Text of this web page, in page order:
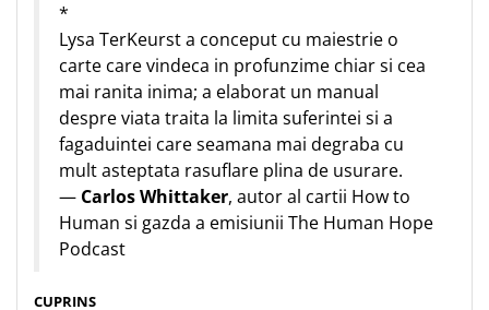
*
Lysa TerKeurst a conceput cu maiestrie o
carte care vindeca in profunzime chiar si cea
mai ranita inima; a elaborat un manual
despre viata traita la limita suferintei si a
fagaduintei care seamana mai degraba cu
mult asteptata rasuflare plina de usurare.
— Carlos Whittaker, autor al cartii How to
Human si gazda a emisiunii The Human Hope
Podcast
CUPRINS